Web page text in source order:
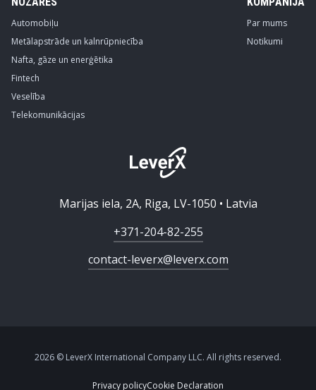
Automobiļu
Metālapstrāde un kalnrūpniecība
Nafta, gāze un enerģētika
Fintech
Veselība
Telekomunikācijas
Par mums
Notikumi
Marijas iela, 2A, Riga, LV-1050 • Latvia
+371-204-82-255
contact-leverx@leverx.com
2026 © LeverX International Company LLC. All rights reserved.
Privacy policyCookie Declaration